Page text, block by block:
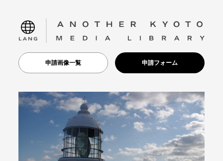
language
申請画像一覧 申請フォーム